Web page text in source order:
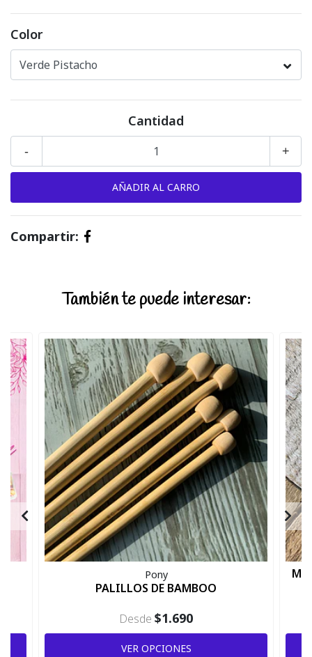
Color
Cantidad
+
-
Compartir:
También te puede interesar:
Pony
PALILLOS DE BAMBOO
Desde $1.690
VER OPCIONES